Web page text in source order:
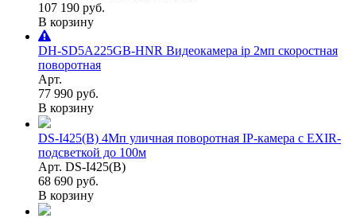
107 190 руб.
В корзину
DH-SD5A225GB-HNR Видеокамера ip 2мп скоростная
поворотная
Арт.
77 990 руб.
В корзину
DS-I425(B) 4Мп уличная поворотная IP-камера с EXIR-
подсветкой до 100м
Арт. DS-I425(B)
68 690 руб.
В корзину